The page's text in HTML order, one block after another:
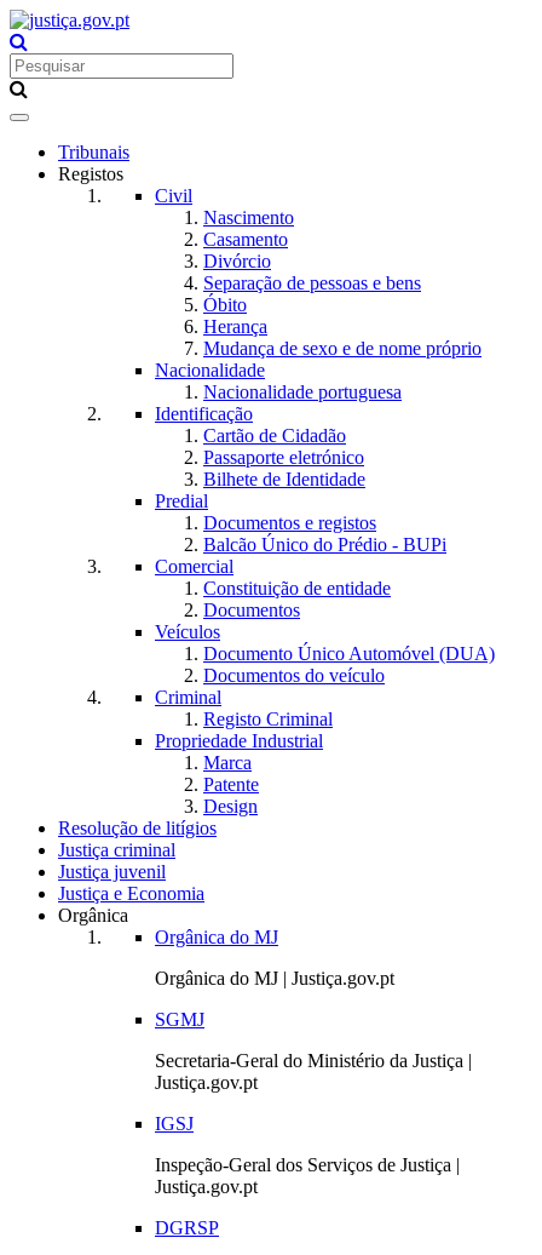
Toggle
navigationTribunais
Registos
Civil
Nascimento
Casamento
Divórcio
Separação de pessoas e bens
Óbito
Herança
Mudança de sexo e de nome próprio
Nacionalidade
Nacionalidade portuguesa
Identificação
Cartão de Cidadão
Passaporte eletrónico
Bilhete de Identidade
Predial
Documentos e registos
Balcão Único do Prédio - BUPi
Comercial
Constituição de entidade
Documentos
Veículos
Documento Único Automóvel (DUA)
Documentos do veículo
Criminal
Registo Criminal
Propriedade Industrial
Marca
Patente
Design
Resolução de litígios
Justiça criminal
Justiça juvenil
Justiça e Economia
Orgânica
Orgânica do MJ
Orgânica do MJ | Justiça.gov.pt
SGMJ
Secretaria-Geral do Ministério da Justiça |
Justiça.gov.pt
IGSJ
Inspeção-Geral dos Serviços de Justiça |
Justiça.gov.pt
DGRSP